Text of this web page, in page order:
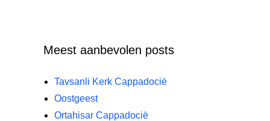
Meest aanbevolen posts
Tavsanli Kerk Cappadocië
Oostgeest
Ortahisar Cappadocië